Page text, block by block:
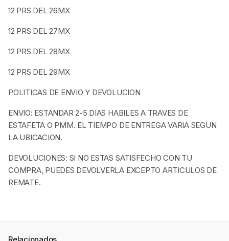
12 PRS DEL 26MX
12 PRS DEL 27MX
12 PRS DEL 28MX
12 PRS DEL 29MX
POLITICAS DE ENVIO Y DEVOLUCION
ENVIO: ESTANDAR 2-5 DIAS HABILES A TRAVES DE
ESTAFETA O PMM. EL TIEMPO DE ENTREGA VARIA SEGUN
LA UBICACION.
DEVOLUCIONES: SI NO ESTAS SATISFECHO CON TU
COMPRA, PUEDES DEVOLVERLA EXCEPTO ARTICULOS DE
REMATE.